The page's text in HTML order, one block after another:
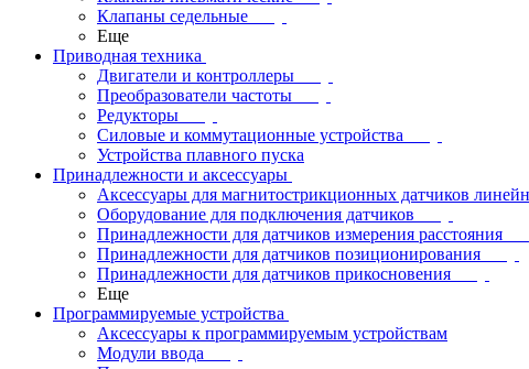
Клапаны седельные
Еще
Приводная техника
Двигатели и контроллеры
Преобразователи частоты
Редукторы
Силовые и коммутационные устройства
Устройства плавного пуска
Принадлежности и аксессуары
Аксессуары для магнитострикционных датчиков
Оборудование для подключения датчиков
Принадлежности для датчиков измерения расстояния
Принадлежности для датчиков позиционирования
Принадлежности для датчиков прикосновения
Еще
Программируемые устройства
Аксессуары к программируемым устройствам
Модули ввода